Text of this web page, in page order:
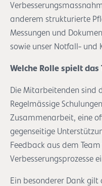
anderem strukturierte
Messungen und
sowie unser Notfall- und
Welche Rolle spielt
Die Mitarbeitenden sind
Regelmässige
Zusammenarbeit, eine
gegenseitige
Feedback aus dem
Verbesserungsprozesse
Ein besonderer Dank